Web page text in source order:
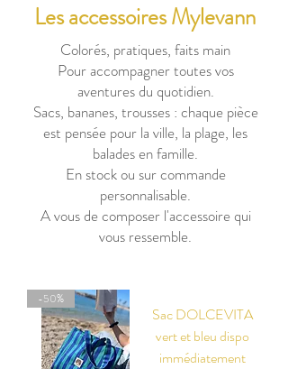
Les accessoires Mylevann
Colorés, pratiques, faits main
Pour accompagner toutes vos
aventures du quotidien.
Sacs, bananes, trousses : chaque pièce
est pensée pour la ville, la plage, les
balades en famille.
En stock ou sur commande
personnalisable.
A vous de composer l'accessoire qui
vous ressemble.
-50%
Sac DOLCEVITA
vert et bleu dispo
immédiatement